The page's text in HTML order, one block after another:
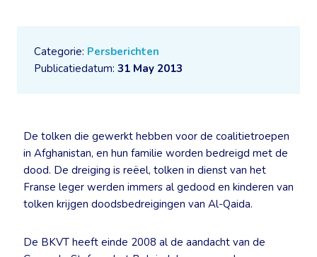
Categorie: Persberichten
Publicatiedatum: 31 May 2013
De tolken die gewerkt hebben voor de coalitietroepen
in Afghanistan, en hun familie worden bedreigd met de
dood. De dreiging is reëel, tolken in dienst van het
Franse leger werden immers al gedood en kinderen van
tolken krijgen doodsbedreigingen van Al-Qaida.
De BKVT heeft einde 2008 al de aandacht van de